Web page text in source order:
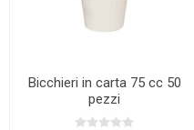
Bicchieri in carta 75 cc 50
pezzi